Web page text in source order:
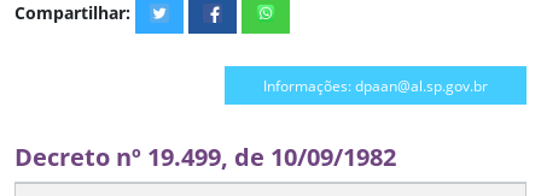
Compartilhar:
Informações: dpaan@al.sp.gov.br
Decreto nº 19.499, de 10/09/1982